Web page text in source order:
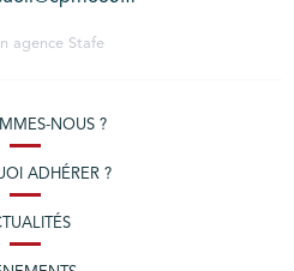
agence Stafe
NOUS ?
ADHÉRER ?